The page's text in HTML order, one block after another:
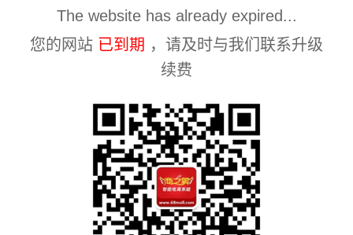
The website has already expired...
您的网站 已到期 ，请及时与我们联系升级
续费